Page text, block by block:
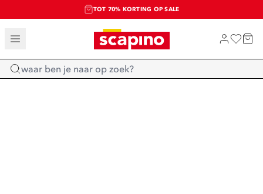
TOT 70% KORTING OP SALE
SALE: LAATSTE KANS!
SHOP NIEUW
Home